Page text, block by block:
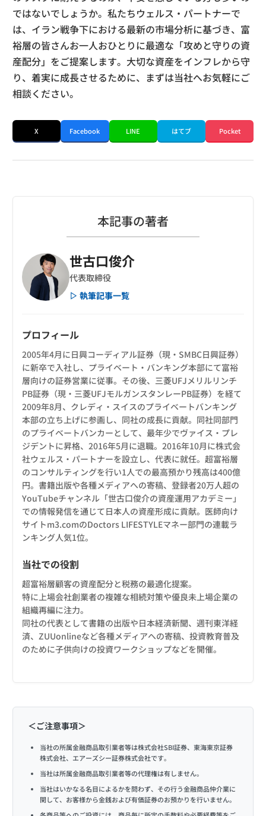
ではないでしょうか。私たちウェルス・パートナーで
は、イラン戦争下における最新の市場分析に基づき、富
裕層の皆さんお一人おひとりに最適な「攻めと守りの資
産配分」をご提案します。大切な資産をインフレから守
り、着実に成長させるために、まずは当社へお気軽にご
相談ください。
X Facebook LINE はてブ Pocket
本記事の著者
世古口俊介
代表取締役
▷ 執筆記事一覧
プロフィール
2005年4月に日興コーディアル証券（現・SMBC日興証券）
に新卒で入社し、プライベート・バンキング本部にて富裕
層向けの証券営業に従事。その後、三菱UFJメリルリンチ
PB証券（現・三菱UFJモルガンスタンレーPB証券）を経て
2009年8月、クレディ・スイスのプライベートバンキング
本部の立ち上げに参画し、同社の成長に貢献。同社同部門
のプライベートバンカーとして、最年少でヴァイス・プレ
ジデントに昇格、2016年5月に退職。2016年10月に株式会
社ウェルス・パートナーを設立し、代表に就任。超富裕層
のコンサルティングを行い1人での最高預かり残高は400億
円。書籍出版や各種メディアへの寄稿、登録者20万人超の
YouTubeチャンネル「世古口俊介の資産運用アカデミー」
での情報発信を通じて日本人の資産形成に貢献。医師向け
サイトm3.comのDoctors LIFESTYLEマネー部門の連載ラ
ンキング人気1位。
当社での役割
超富裕層顧客の資産配分と税務の最適化提案。
特に上場会社創業者の複雑な相続対策や優良未上場企業の
組織再編に注力。
同社の代表として書籍の出版や日本経済新聞、週刊東洋経
済、ZUUonlineなど各種メディアへの寄稿、投資教育普及
のために子供向けの投資ワークショップなどを開催。
＜ご注意事項＞
当社の所属金融商品取引業者等は株式会社SBI証券、東海東京証券
株式会社、エアーズシー証券株式会社です。
当社は所属金融商品取引業者等の代理権は有しません。
当社はいかなる名目によるかを問わず、その行う金融商品仲介業に
関して、お客様から金銭および有価証券のお預かりを行いません。